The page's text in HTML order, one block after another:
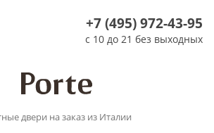
+7 (495) 972-43-95
с 10 до 21 без выходных
двери на заказ из Италии